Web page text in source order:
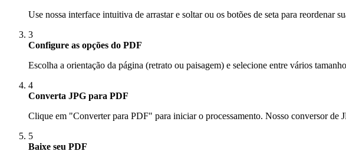
Use nossa interface intuitiva de arrastar e soltar ou os botões de seta para
3
Configure as opções do PDF
Escolha a orientação da página (retrato ou paisagem) e selecione entre vários
4
Converta JPG para PDF
Clique em "Converter para PDF" para iniciar o processamento. Nosso conversor de
5
Baixe seu PDF